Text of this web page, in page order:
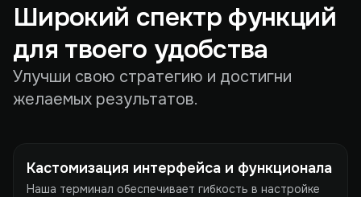
Широкий спектр функций
для твоего удобства
Улучши свою стратегию и достигни
желаемых результатов.
Кастомизация интерфейса и функционала
Наша терминал обеспечивает гибкость в настройке